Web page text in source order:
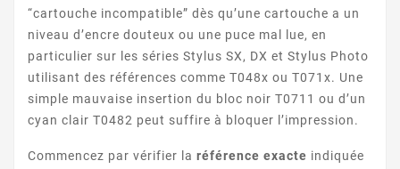
STYLUS DX6050
“cartouche incompatible” dès qu’une cartouche a un
niveau d’encre douteux ou une puce mal lue, en
particulier sur les séries Stylus SX, DX et Stylus Photo
utilisant des références comme T048x ou T071x. Une
simple mauvaise insertion du bloc noir T0711 ou d’un
cyan clair T0482 peut suffire à bloquer l’impression.
Commencez par vérifier la référence exacte indiquée